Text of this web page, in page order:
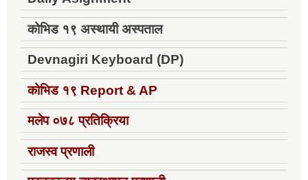
कोभिड १९ अस्थायी अस्पताल
Devnagiri Keyboard (DP)
कोभिड १९ Report & AP
मलेप ०७८ प्रतिक्रिया
राजस्व प्रणाली